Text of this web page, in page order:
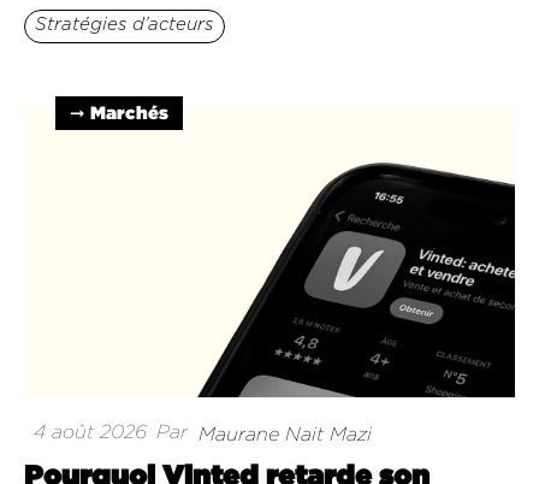
Stratégies d’acteurs
➞ Marchés
4 août 2026 Par Maurane Nait Mazi
Pourquoi Vinted retarde son